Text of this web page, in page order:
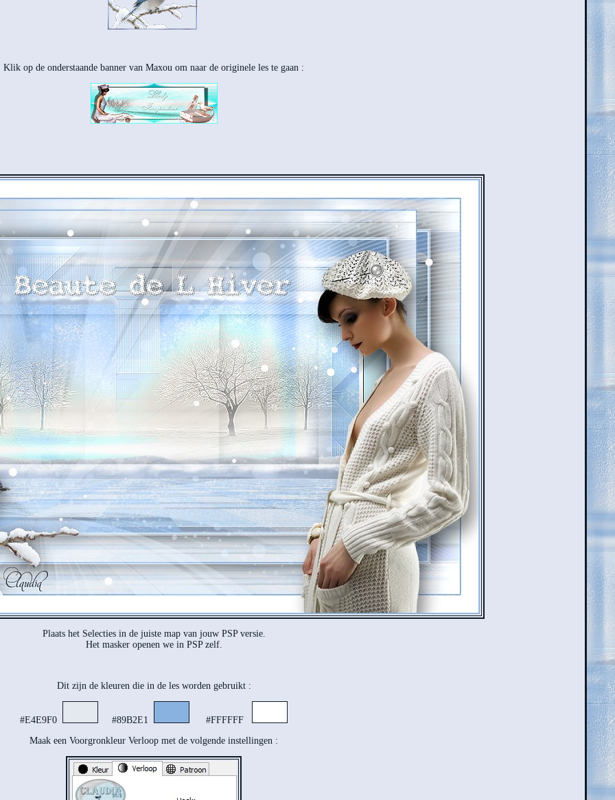
Klik op de onderstaande banner van Maxou om naar de originele les te gaan :
Plaats het Selecties in de juiste map van jouw PSP versie.
Het masker openen we in PSP zelf.
Dit zijn de kleuren die in de les worden gebruikt :
#E4E9F0 #89B2E1
#FFFFFF
Maak een Voorgronkleur Verloop met de volgende instellingen :